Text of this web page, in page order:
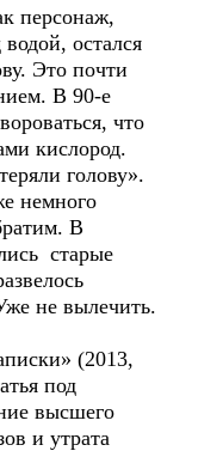
персонаж,
остался
Это почти
В 90-е
что
кислород.
голову».
немного
В
старые
не вылечить.
(2013,
под
высшего
и утрата